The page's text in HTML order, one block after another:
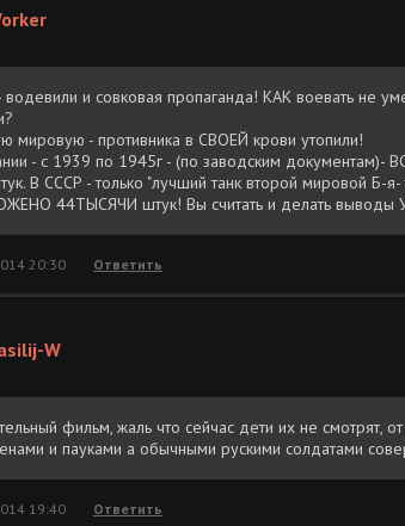
водевили и совковая пропаганда! КАК воевать не
мировую - противника в СВОЕЙ крови утопили!
- с 1939 по 1945г - (по заводским документам)-
В СССР - только "лучший танк второй мировой Б-
44ТЫСЯЧИ штук! Вы считать и делать выводы
20:30 Ответить
W
фильм, жаль что сейчас дети их не смотрят,
и пауками а обычными рускими солдатами
19:40 Ответить